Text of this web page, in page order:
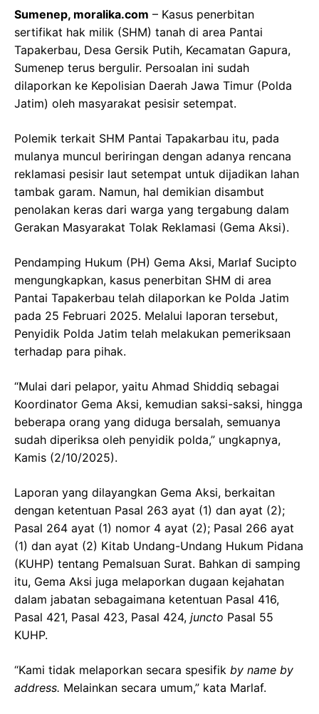
Sumenep, moralika.com – Kasus penerbitan
sertifikat hak milik (SHM) tanah di area Pantai
Tapakerbau, Desa Gersik Putih, Kecamatan Gapura,
Sumenep terus bergulir. Persoalan ini sudah
dilaporkan ke Kepolisian Daerah Jawa Timur (Polda
Jatim) oleh masyarakat pesisir setempat.
Polemik terkait SHM Pantai Tapakarbau itu, pada
mulanya muncul beriringan dengan adanya rencana
reklamasi pesisir laut setempat untuk dijadikan lahan
tambak garam. Namun, hal demikian disambut
penolakan keras dari warga yang tergabung dalam
Gerakan Masyarakat Tolak Reklamasi (Gema Aksi).
Pendamping Hukum (PH) Gema Aksi, Marlaf Sucipto
mengungkapkan, kasus penerbitan SHM di area
Pantai Tapakerbau telah dilaporkan ke Polda Jatim
pada 25 Februari 2025. Melalui laporan tersebut,
Penyidik Polda Jatim telah melakukan pemeriksaan
terhadap para pihak.
“Mulai dari pelapor, yaitu Ahmad Shiddiq sebagai
Koordinator Gema Aksi, kemudian saksi-saksi, hingga
beberapa orang yang diduga bersalah, semuanya
sudah diperiksa oleh penyidik polda,” ungkapnya,
Kamis (2/10/2025).
Laporan yang dilayangkan Gema Aksi, berkaitan
dengan ketentuan Pasal 263 ayat (1) dan ayat (2);
Pasal 264 ayat (1) nomor 4 ayat (2); Pasal 266 ayat
(1) dan ayat (2) Kitab Undang-Undang Hukum Pidana
(KUHP) tentang Pemalsuan Surat. Bahkan di samping
itu, Gema Aksi juga melaporkan dugaan kejahatan
dalam jabatan sebagaimana ketentuan Pasal 416,
Pasal 421, Pasal 423, Pasal 424, juncto Pasal 55
KUHP.
“Kami tidak melaporkan secara spesifik by name by
address. Melainkan secara umum,” kata Marlaf.